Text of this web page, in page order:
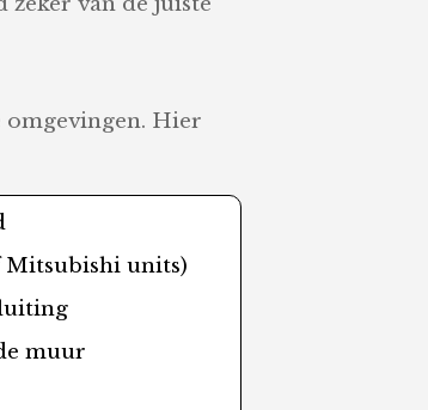
omgevingen. Hier
Mitsubishi units)
muur